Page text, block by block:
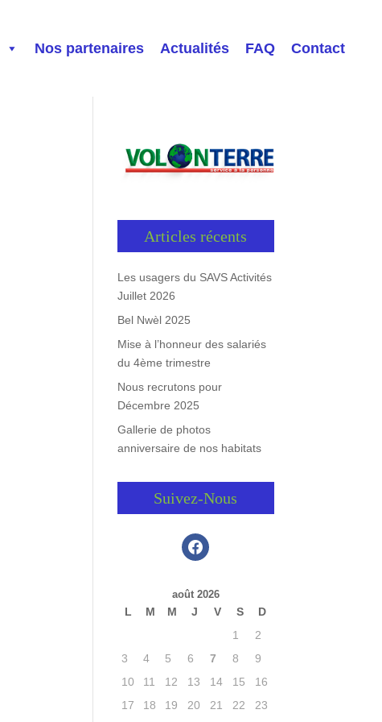
Nos partenaires Actualités FAQ Contact
Articles récents
Les usagers du SAVS Activités
Juillet 2026
Bel Nwèl 2025
Mise à l’honneur des salariés
du 4ème trimestre
Nous recrutons pour
Décembre 2025
Gallerie de photos
anniversaire de nos habitats
Suivez-Nous
facebook
août 2026
L M M J V S
D
1
2
3
4 5 6 7 8
9
10
11 12 13 14 15
16
17
18 19 20 21 22 23